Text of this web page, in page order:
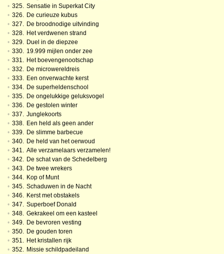
• 325. Sensatie in Superkat City
• 326. De curieuze kubus
• 327. De broodnodige uitvinding
• 328. Het verdwenen strand
• 329. Duel in de diepzee
• 330. 19.999 mijlen onder zee
• 331. Het boevengenootschap
• 332. De microwereldreis
• 333. Een onverwachte kerst
• 334. De superheldenschool
• 335. De ongelukkige geluksvogel
• 336. De gestolen winter
• 337. Junglekoorts
• 338. Een held als geen ander
• 339. De slimme barbecue
• 340. De held van het oerwoud
• 341. Alle verzamelaars verzamelen!
• 342. De schat van de Schedelberg
• 343. De twee wrekers
• 344. Kop of Munt
• 345. Schaduwen in de Nacht
• 346. Kerst met obstakels
• 347. Superboef Donald
• 348. Gekrakeel om een kasteel
• 349. De bevroren vesting
• 350. De gouden toren
• 351. Het kristallen rijk
• 352. Missie schildpadeiland